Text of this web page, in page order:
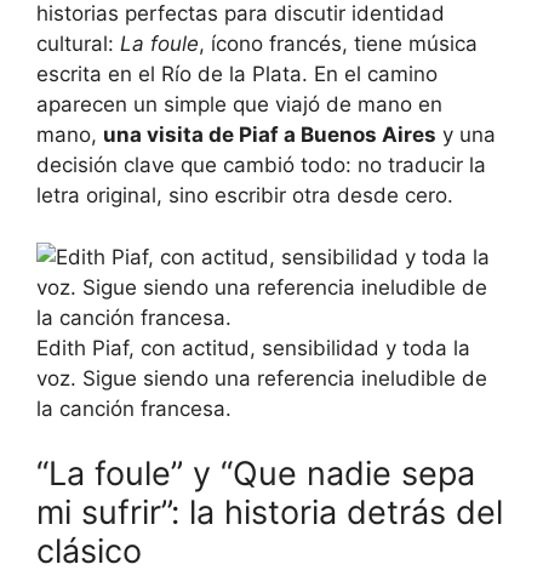
historias perfectas para discutir identidad
cultural: La foule, ícono francés, tiene música
escrita en el Río de la Plata. En el camino
aparecen un simple que viajó de mano en
mano, una visita de Piaf a Buenos Aires y una
decisión clave que cambió todo: no traducir la
letra original, sino escribir otra desde cero.
Edith Piaf, con actitud, sensibilidad y toda la
voz. Sigue siendo una referencia ineludible de
la canción francesa.
“La foule” y “Que nadie sepa
mi sufrir”: la historia detrás del
clásico